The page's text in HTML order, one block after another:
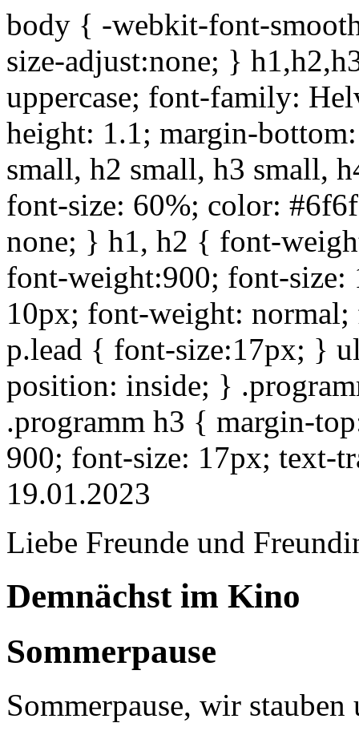
body { -webkit-font-
size-adjust:none; }
uppercase; font-family:
height: 1.1; margin-
small, h2 small, h3 small,
font-size: 60%; color:
none; } h1, h2 { font-
font-weight:900; font-
10px; font-weight:
p.lead { font-size:17px; }
position: inside; }
.programm h3 { margin-
900; font-size: 17px; text-
19.01.2023
Liebe Freunde und
Demnächst im Kino
Sommerpause
Sommerpause, wir